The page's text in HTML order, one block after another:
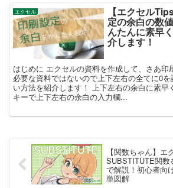
エクセル 【エクセル
定の余白の数
んたんに素早
介します！
はじめに エクセルの資料を作成して、さあ印
必要な資料ではないので上下左右の全てに0
い方法を紹介します！ 上下左右の余白に素早
キーで上下左右の余白の入力欄...
【関数ちゃん】エ
SUBSTITUTE関数
で解説！初心者向
単図解